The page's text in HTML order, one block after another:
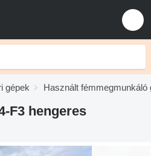
gépek Használt fémmegmunkáló
F3 hengeres